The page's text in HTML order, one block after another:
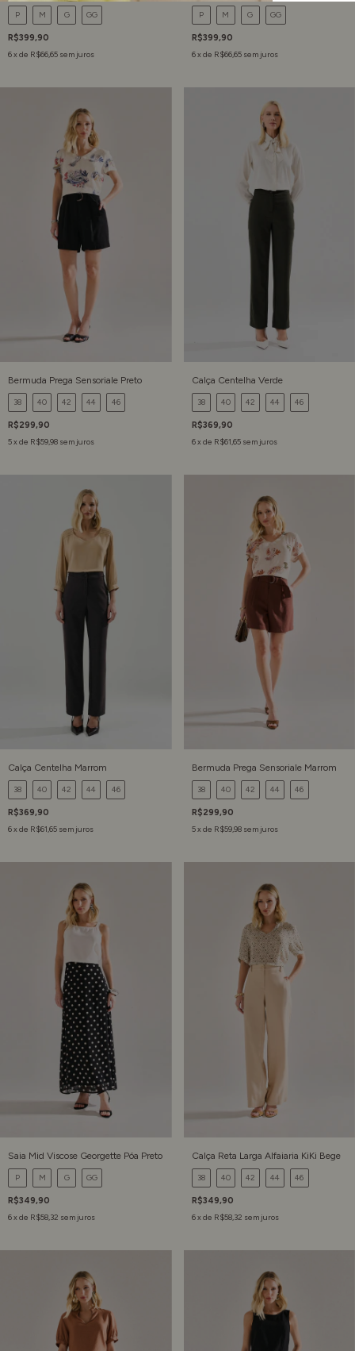
P M G GG
R$399,90
6x de R$66,65 sem juros
P M G GG
R$399,90
6x de R$66,65 sem juros
Bermuda Prega Sensoriale Preto
38 40 42 44 46
R$299,90
5x de R$59,98 sem juros
Calça Centelha Verde
38 40 42 44 46
R$369,90
6x de R$61,65 sem juros
Calça Centelha Marrom
38 40 42 44 46
R$369,90
6x de R$61,65 sem juros
Bermuda Prega Sensoriale Marrom
38 40 42 44 46
R$299,90
5x de R$59,98 sem juros
Saia Mid Viscose Georgette Póa Preto
P M G GG
R$349,90
6x de R$58,32 sem juros
Calça Reta Larga Alfaiaria KiKi Bege
38 40 42 44 46
R$349,90
6x de R$58,32 sem juros